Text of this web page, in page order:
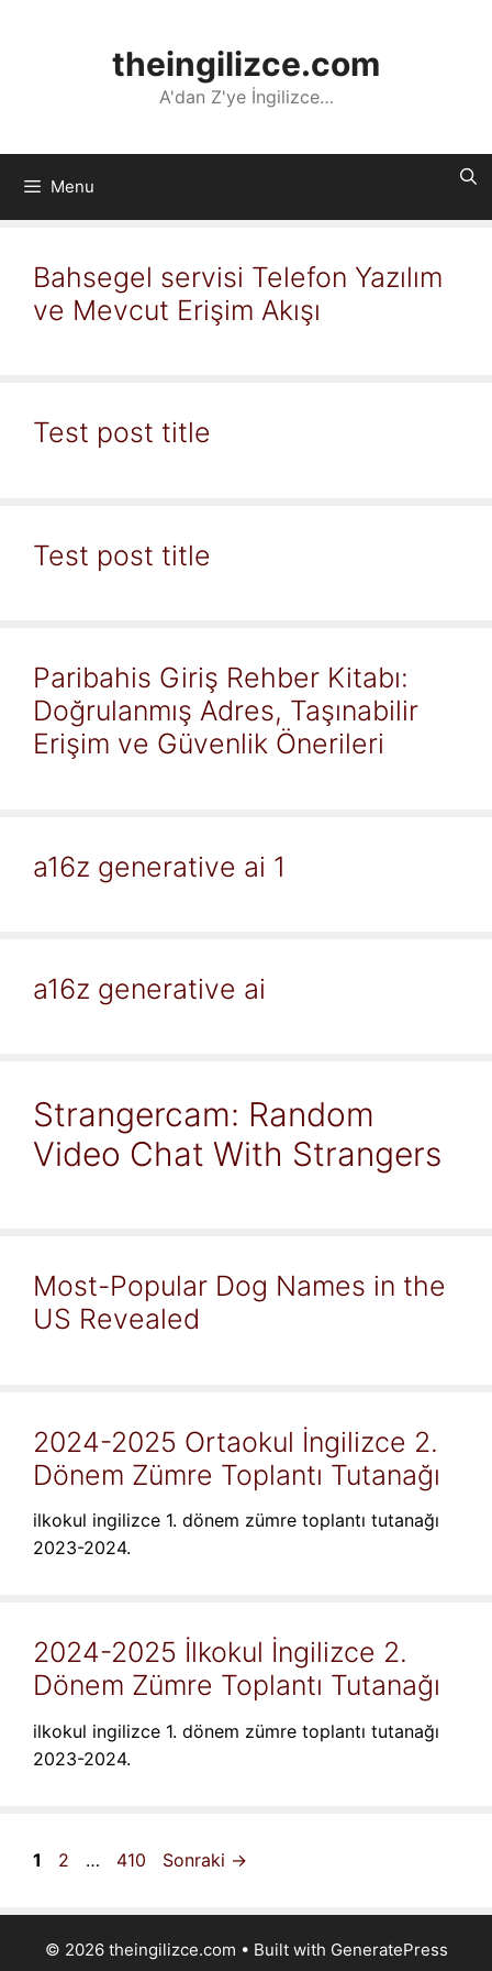
theingilizce.com
A'dan Z'ye İngilizce…
Menu
Bahsegel servisi Telefon Yazılım
ve Mevcut Erişim Akışı
Test post title
Test post title
Paribahis Giriş Rehber Kitabı:
Doğrulanmış Adres, Taşınabilir
Erişim ve Güvenlik Önerileri
a16z generative ai 1
a16z generative ai
Strangercam: Random
Video Chat With Strangers
Most-Popular Dog Names in the
US Revealed
2024-2025 Ortaokul İngilizce 2.
Dönem Zümre Toplantı Tutanağı
ilkokul ingilizce 1. dönem zümre toplantı tutanağı
2023-2024.
2024-2025 İlkokul İngilizce 2.
Dönem Zümre Toplantı Tutanağı
ilkokul ingilizce 1. dönem zümre toplantı tutanağı
2023-2024.
Sayfa
1 Sayfa
2 … Sayfa
410 Sonraki →
© 2026 theingilizce.com • Built with GeneratePress